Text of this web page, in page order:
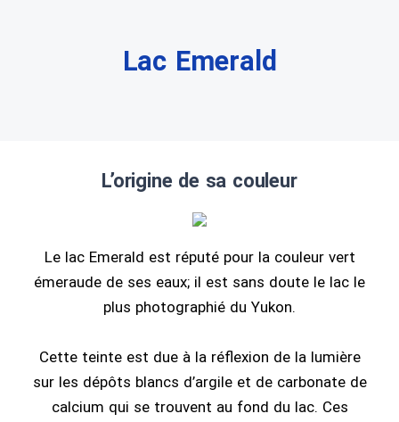
Lac Emerald
L’origine de sa couleur
Le lac Emerald est réputé pour la couleur vert
émeraude de ses eaux; il est sans doute le lac le
plus photographié du Yukon.
Cette teinte est due à la réflexion de la lumière
sur les dépôts blancs d’argile et de carbonate de
calcium qui se trouvent au fond du lac. Ces